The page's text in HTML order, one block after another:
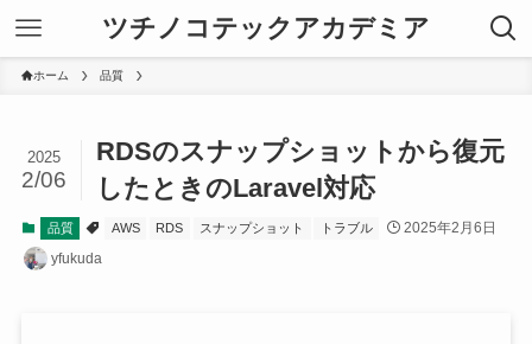
ツチノコテックアカデミア
ホーム 品質
RDSのスナップショットから復元
したときのLaravel対応
2025
2/06
品質 AWS RDS スナップショット トラブル
2025年2月6日
yfukuda